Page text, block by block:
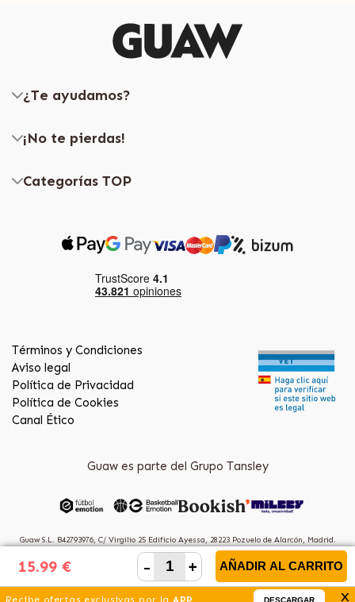
15.99 € - + AÑADIR AL CARRITO
Recibe ofertas exclusivas por laAPP DESCARGAR x
¿Te ayudamos?
¡No te pierdas!
Categorías TOP
Términos y Condiciones
Aviso legal
Política de Privacidad
Política de Cookies
Canal Ético
Guaw es parte del Grupo Tansley
Guaw S.L. B42793976, C/ Virgilio 25 Edificio Ayessa, 28223 Pozuelo de Alarcón, Madrid.
(Spain)